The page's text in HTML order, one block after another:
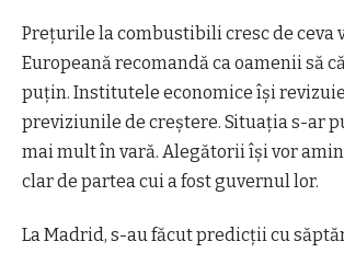
Prețurile la combustibili cresc de ceva
Europeană recomandă ca oamenii să
puțin. Institutele economice își
previziunile de creștere. Situația s-ar
mai mult în vară. Alegătorii își vor
clar de partea cui a fost guvernul lor.
La Madrid, s-au făcut predicții cu